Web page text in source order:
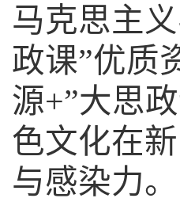
马克思主
政课”优质
源+”大思
色文化在
与感染力。